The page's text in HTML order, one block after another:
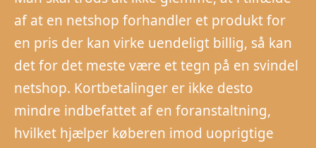
af at en netshop forhandler et produkt for
en pris der kan virke uendeligt billig, så kan
det for det meste være et tegn på en svindel
netshop. Kortbetalinger er ikke desto
mindre indbefattet af en foranstaltning,
hvilket hjælper køberen imod uoprigtige